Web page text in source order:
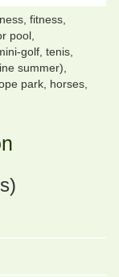
fitness,
pool,
golf, tenis,
summer),
park, horses,